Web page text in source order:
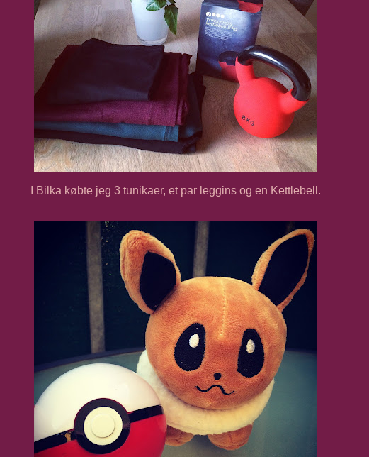
I Bilka købte jeg 3 tunikaer, et par leggins og en Kettlebell.